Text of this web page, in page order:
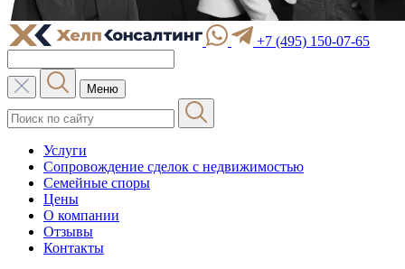
+7 (495) 150-07-65
Меню
Услуги
Сопровождение сделок с недвижимостью
Семейные споры
Цены
О компании
Отзывы
Контакты